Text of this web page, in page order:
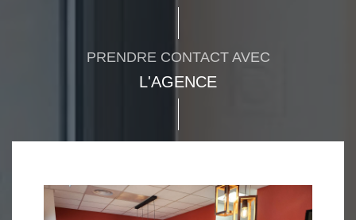
PRENDRE CONTACT AVEC
L'AGENCE